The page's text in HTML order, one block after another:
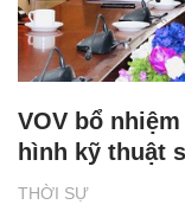
THỜI SỰ
VOV bổ
hình kỹ thuật